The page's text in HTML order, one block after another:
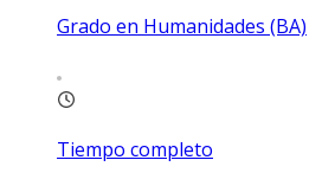
Grado en Humanidades (BA)
Tiempo completo